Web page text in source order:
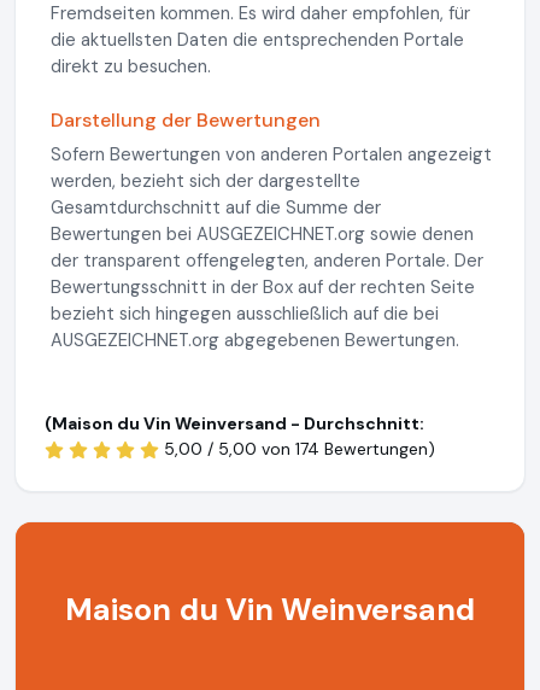
Fremdseiten kommen. Es wird daher empfohlen, für
die aktuellsten Daten die entsprechenden Portale
direkt zu besuchen.
Darstellung der Bewertungen
Sofern Bewertungen von anderen Portalen angezeigt
werden, bezieht sich der dargestellte
Gesamtdurchschnitt auf die Summe der
Bewertungen bei AUSGEZEICHNET.org sowie denen
der transparent offengelegten, anderen Portale. Der
Bewertungsschnitt in der Box auf der rechten Seite
bezieht sich hingegen ausschließlich auf die bei
AUSGEZEICHNET.org abgegebenen Bewertungen.
(Maison du Vin Weinversand - Durchschnitt:
5,00 / 5,00 von 174 Bewertungen)
Maison du Vin Weinversand